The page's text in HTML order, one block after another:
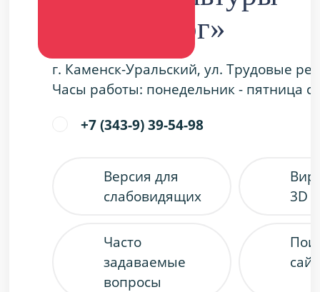
«Металлург»
г. Каменск-Уральский, ул. Трудовые
Часы работы: понедельник - пятница с
+7 (343-9) 39-54-98
Версия для
слабовидящих
3D
Часто
задаваемые
вопросы